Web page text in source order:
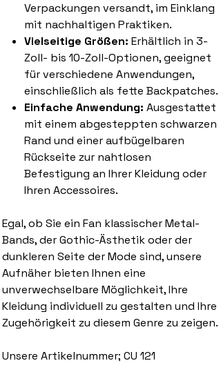
Verpackungen versandt, im Einklang
mit nachhaltigen Praktiken.
Vielseitige Größen: Erhältlich in 3-
Zoll- bis 10-Zoll-Optionen, geeignet
für verschiedene Anwendungen,
einschließlich als fette Backpatches.
Einfache Anwendung: Ausgestattet
mit einem abgesteppten schwarzen
Rand und einer aufbügelbaren
Rückseite zur nahtlosen
Befestigung an Ihrer Kleidung oder
Ihren Accessoires.
Egal, ob Sie ein Fan klassischer Metal-
Bands, der Gothic-Ästhetik oder der
dunkleren Seite der Mode sind, unsere
Aufnäher bieten Ihnen eine
unverwechselbare Möglichkeit, Ihre
Kleidung individuell zu gestalten und Ihre
Zugehörigkeit zu diesem Genre zu zeigen.
Unsere Artikelnummer; CU 121